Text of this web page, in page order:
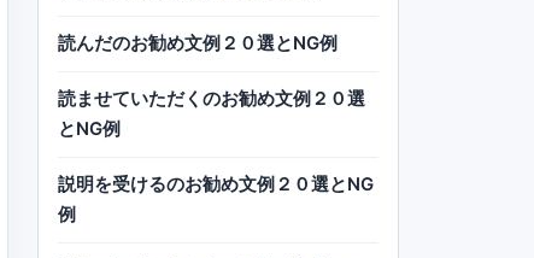
読んだのお勧め文例２０選とNG例
読ませていただくのお勧め文例２０選
とNG例
説明を受けるのお勧め文例２０選とNG
例